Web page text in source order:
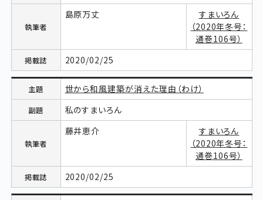
島原万丈
すまいろん
（2020年冬号：
通巻106号）
2020/02/25
世から和風建築が消えた理由（わけ）
私のすまいろん
藤井恵介
すまいろん
（2020年冬号：
通巻106号）
2020/02/25